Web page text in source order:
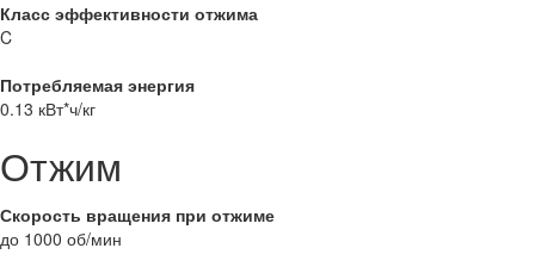
Класс эффективности отжима
C
Потребляемая энергия
0.13 кВт*ч/кг
Отжим
Скорость вращения при отжиме
до 1000 об/мин